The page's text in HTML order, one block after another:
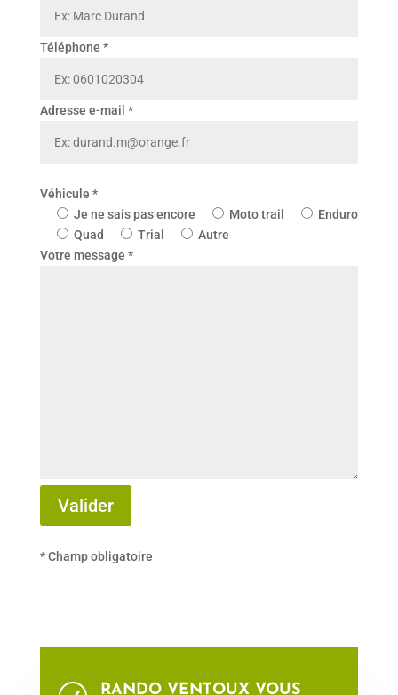
Téléphone *
Adresse e-mail *
Véhicule *
Je ne sais pas encore
Moto trail
Enduro
Quad
Trial
Autre
Votre message *
Valider
* Champ obligatoire
RANDO VENTOUX VOUS